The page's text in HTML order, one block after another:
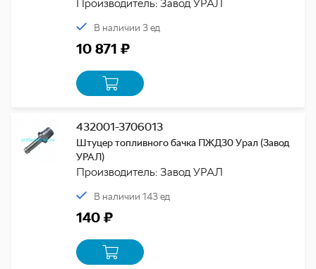
Производитель: Завод УРАЛ
В наличии 3 ед
10 871 ₽
432001-3706013
Штуцер топливного бачка ПЖД30 Урал (Завод
УРАЛ)
Производитель: Завод УРАЛ
В наличии 143 ед
140 ₽